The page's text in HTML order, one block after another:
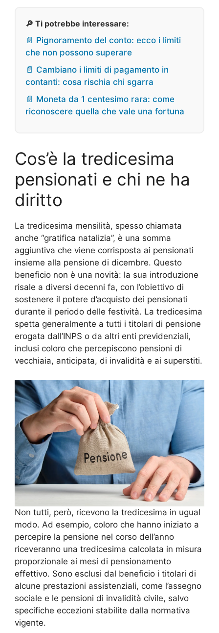
🔎 Ti potrebbe interessare:
📄 Pignoramento del conto: ecco i limiti
che non possono superare
📄 Cambiano i limiti di pagamento in
contanti: cosa rischia chi sgarra
📄 Moneta da 1 centesimo rara: come
riconoscere quella che vale una fortuna
Cos’è la tredicesima
pensionati e chi ne ha
diritto
La tredicesima mensilità, spesso chiamata
anche “gratifica natalizia”, è una somma
aggiuntiva che viene corrisposta ai pensionati
insieme alla pensione di dicembre. Questo
beneficio non è una novità: la sua introduzione
risale a diversi decenni fa, con l’obiettivo di
sostenere il potere d’acquisto dei pensionati
durante il periodo delle festività. La tredicesima
spetta generalmente a tutti i titolari di pensione
erogata dall’INPS o da altri enti previdenziali,
inclusi coloro che percepiscono pensioni di
vecchiaia, anticipata, di invalidità e ai superstiti.
Non tutti, però, ricevono la tredicesima in ugual
modo. Ad esempio, coloro che hanno iniziato a
percepire la pensione nel corso dell’anno
riceveranno una tredicesima calcolata in misura
proporzionale ai mesi di pensionamento
effettivo. Sono esclusi dal beneficio i titolari di
alcune prestazioni assistenziali, come l’assegno
sociale e le pensioni di invalidità civile, salvo
specifiche eccezioni stabilite dalla normativa
vigente.